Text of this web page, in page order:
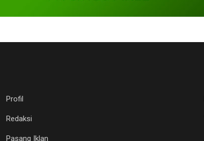
Profil
Redaksi
Pasang Iklan